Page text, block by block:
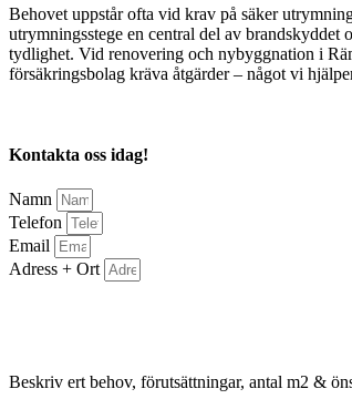
Behovet uppstår ofta vid krav på säker
utrymningsstege en central del av
tydlighet. Vid renovering och nybyggnation i
försäkringsbolag kräva åtgärder – något vi
Kontakta oss idag!
Namn
Telefon
Email
Adress + Ort
Beskriv ert behov, förutsättningar, antal m2 &